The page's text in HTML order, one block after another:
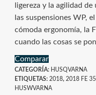
ligereza y la agilidad
las suspensiones WP,
cómoda ergonomía, la
cuando las cosas se
Comparar
CATEGORÍA: HUSQVARNA
ETIQUETAS: 2018, 2018 FE
HUSWVARNA